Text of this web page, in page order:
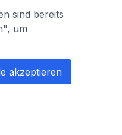
sind bereits
um
akzeptieren